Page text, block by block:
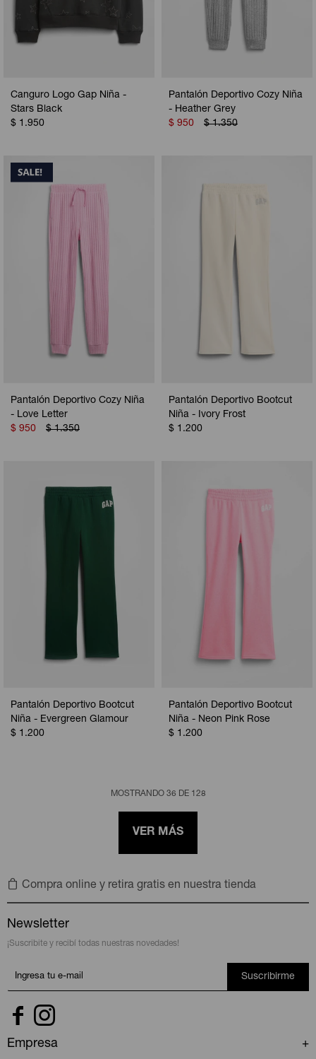
Canguro Logo Gap Niña -
Stars Black
$ 1.950
Pantalón Deportivo Cozy Niña
- Heather Grey
$ 950 $ 1.350
Pantalón Deportivo Cozy Niña
- Love Letter
$ 950 $ 1.350
Pantalón Deportivo Bootcut
Niña - Ivory Frost
$ 1.200
Pantalón Deportivo Bootcut
Niña - Evergreen Glamour
$ 1.200
Pantalón Deportivo Bootcut
Niña - Neon Pink Rose
$ 1.200
MOSTRANDO 36 DE 128
VER MÁS
Compra online y retira gratis en nuestra tienda
Newsletter
¡Suscribite y recibí todas nuestras novedades!
Suscribirme
 
Empresa